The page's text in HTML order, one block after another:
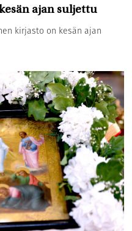
ajan suljettu
kirjasto on kesän ajan